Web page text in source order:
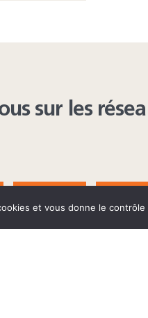
sur les
et vous donne le